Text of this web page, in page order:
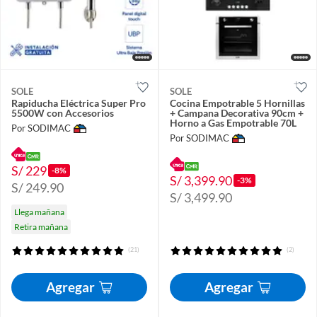
SOLE
Rapiducha Eléctrica Super Pro
5500W con Accesorios
Por SODIMAC
S/ 229 -8%
S/ 249.90
Llega mañana
Retira mañana
(21)
Agregar
SOLE
Cocina Empotrable 5 Hornillas
+ Campana Decorativa 90cm +
Horno a Gas Empotrable 70L
Por SODIMAC
S/ 3,399.90 -3%
S/ 3,499.90
(2)
Agregar